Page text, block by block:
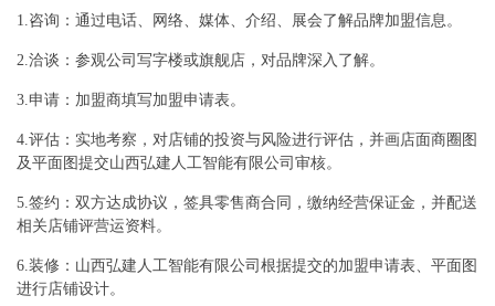
1.咨询：通过电话、网络、媒体、介绍、展会了解品牌加盟信息。
2.洽谈：参观公司写字楼或旗舰店，对品牌深入了解。
3.申请：加盟商填写加盟申请表。
4.评估：实地考察，对店铺的投资与风险进行评估，并画店面商圈图
及平面图提交山西弘建人工智能有限公司审核。
5.签约：双方达成协议，签具零售商合同，缴纳经营保证金，并配送
相关店铺评营运资料。
6.装修：山西弘建人工智能有限公司根据提交的加盟申请表、平面图
进行店铺设计。